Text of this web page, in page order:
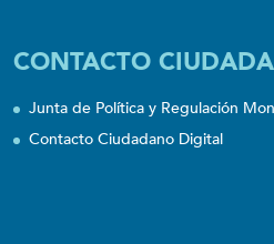
CONTACTO
Junta de Política y Regulación
Contacto Ciudadano Digital